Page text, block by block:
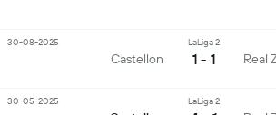
Castellon
LaLiga 2
1 - 1 Real
30-08-2025
LaLiga 2
30-05-2025